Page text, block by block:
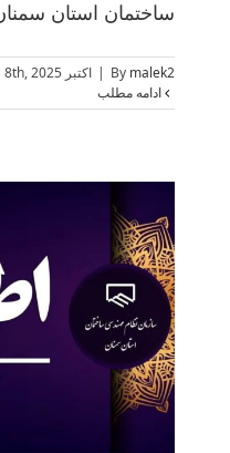
ساختمان استان
By malek2
| اکتبر 8th, 2025
ادامه مطلب